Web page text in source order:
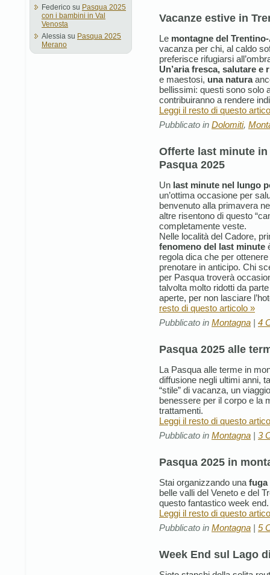
Federico su Pasqua 2025
con i bambini in Val
Venosta
Alessia su Pasqua 2025
Merano
Vacanze estive in
Le montagne del
vacanza per chi, al caldo
preferisce rifugiarsi
Un’aria fresca, salutare e
e maestosi, una natura
bellissimi: questi sono solo
contribuiranno a rendere
Leggi il resto di questo
Pubblicato in Dolomiti,
Offerte last minute
Pasqua 2025
Un last minute nel lungo
un’ottima occasione per
benvenuto alla primavera
altre risentono di questo
completamente veste.
Nelle località del Cadore,
fenomeno del last minute
regola dica che per
prenotare in anticipo. Chi
per Pasqua troverà
talvolta molto ridotti da
aperte, per non lasciare
resto di questo articolo »
Pubblicato in Montagna | 4
Pasqua 2025 alle
La Pasqua alle terme in
diffusione negli ultimi anni,
“stile” di vacanza, un
benessere per il corpo e la
trattamenti.
Leggi il resto di questo
Pubblicato in Montagna | 3
Pasqua 2025 in
Stai organizzando una fuga
belle valli del Veneto e del
questo fantastico week end.
Leggi il resto di questo
Pubblicato in Montagna | 5
Week End sul Lago